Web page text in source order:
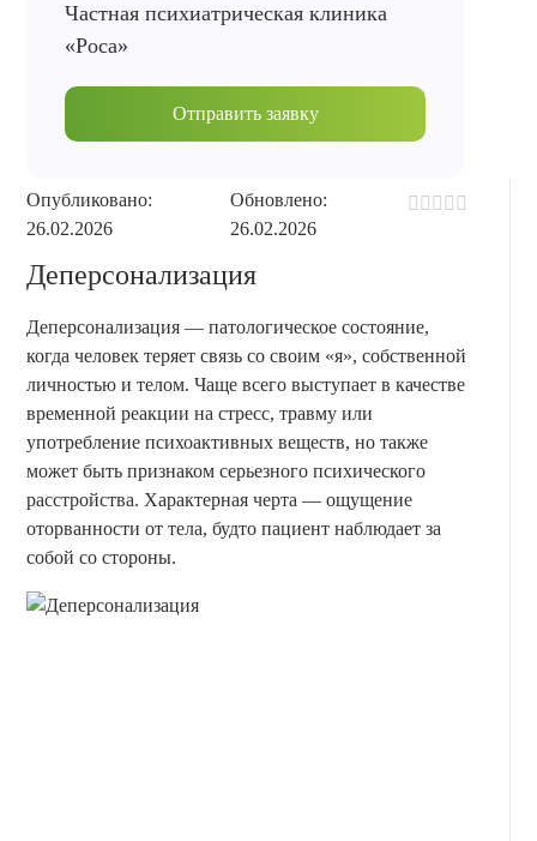
Опубликовано:
26.02.2026
Обновлено:
26.02.2026
Деперсонализация
Деперсонализация — патологическое состояние,
когда человек теряет связь со своим «я», собственной
личностью и телом. Чаще всего выступает в качестве
временной реакции на стресс, травму или
употребление психоактивных веществ, но также
может быть признаком серьезного психического
расстройства. Характерная черта — ощущение
оторванности от тела, будто пациент наблюдает за
собой со стороны.
Частная психиатрическая клиника
«Роса»
Отправить заявку